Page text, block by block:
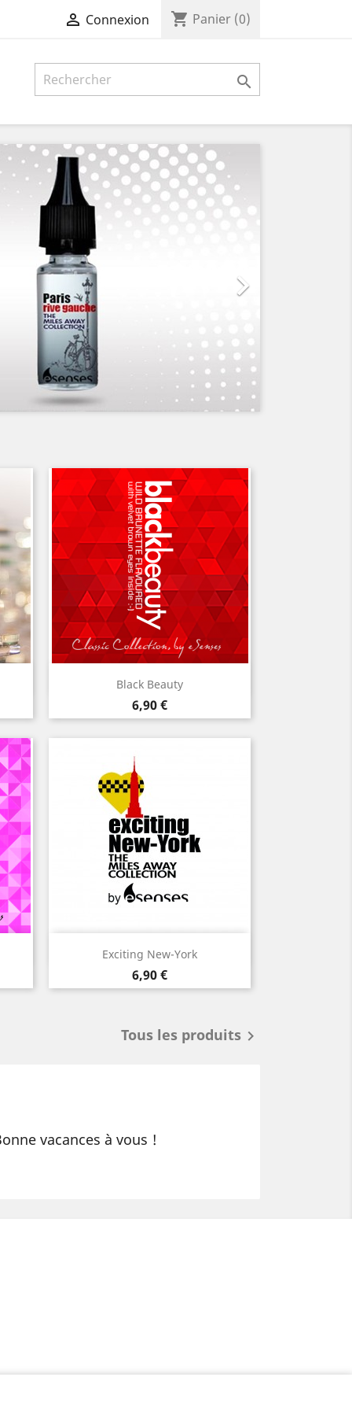
 Connexion shopping_cart Panier (0)


Suivant
Black Beauty
Prix
6,90 €
Aperçu rapide
Exciting New-York
Prix
6,90 €
Aperçu rapide
Tous les produits 
vacances à vous !